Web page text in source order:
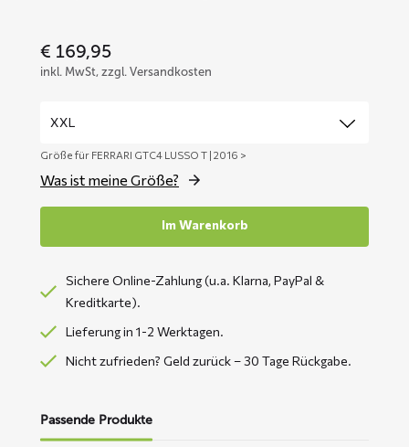
€ 169,95
inkl. MwSt, zzgl. Versandkosten
Größe für FERRARI GTC4 LUSSO T | 2016 >
Was ist meine Größe?
Im Warenkorb
Sichere Online-Zahlung (u.a. Klarna, PayPal &
Kreditkarte).
Lieferung in 1-2 Werktagen.
Nicht zufrieden? Geld zurück – 30 Tage Rückgabe.
Passende Produkte